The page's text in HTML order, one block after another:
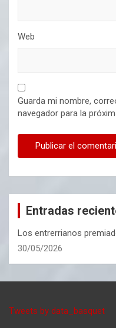
Web
Guarda mi nombre,
navegador para la
Entradas
Los entrerrianos
30/05/2026
Tweets by data_basquet